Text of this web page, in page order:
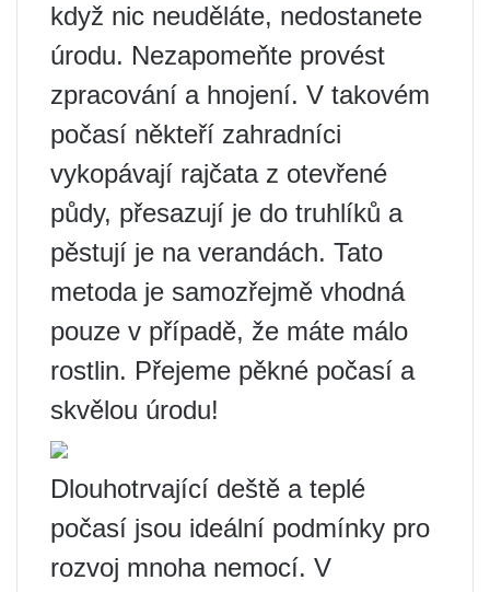
když nic neuděláte, nedostanete
úrodu. Nezapomeňte provést
zpracování a hnojení. V takovém
počasí někteří zahradníci
vykopávají rajčata z otevřené
půdy, přesazují je do truhlíků a
pěstují je na verandách. Tato
metoda je samozřejmě vhodná
pouze v případě, že máte málo
rostlin. Přejeme pěkné počasí a
skvělou úrodu!
Dlouhotrvající deště a teplé
počasí jsou ideální podmínky pro
rozvoj mnoha nemocí. V